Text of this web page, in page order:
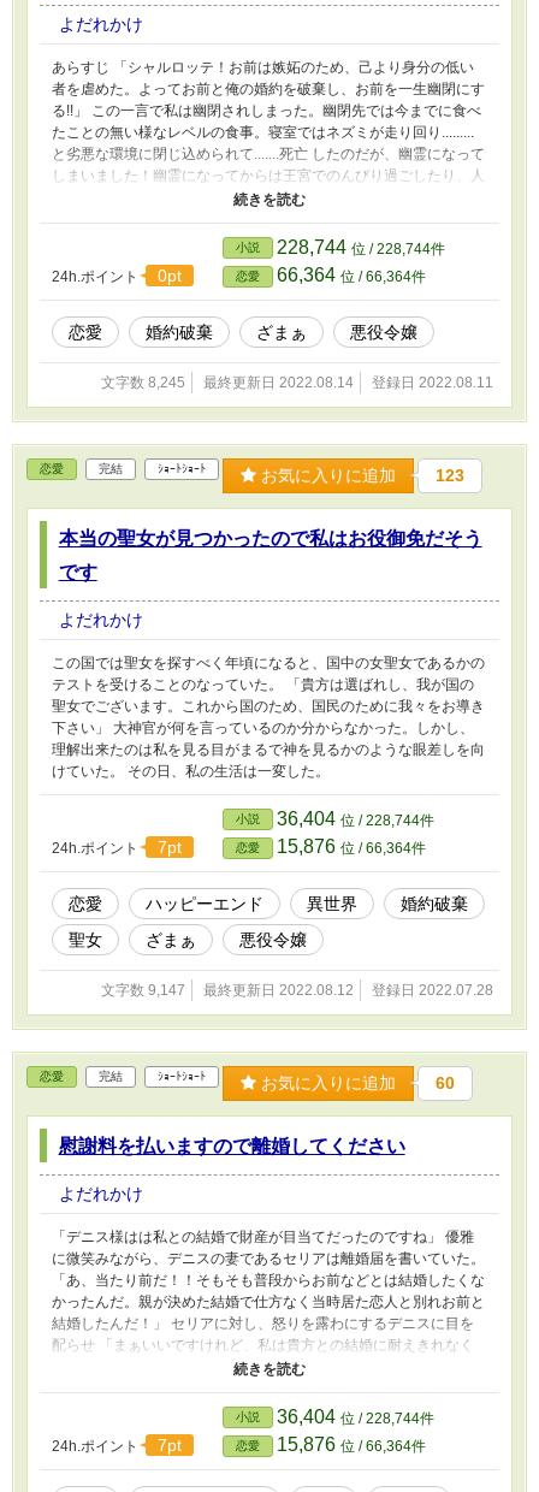
よだれかけ
あらすじ 「シャルロッテ！お前は嫉妬のため、己より身分の低い
者を虐めた。よってお前と俺の婚約を破棄し、お前を一生幽閉にす
る!!」 この一言で私は幽閉されしまった。幽閉先では今までに食べ
たことの無い様なレベルの食事。寝室ではネズミが走り回り.........
と劣悪な環境に閉じ込められて.......死亡 したのだが、幽霊になって
しまいました！幽霊になってからは王宮でのんびり過ごしたり、人
間観察をしたり........とまったりのんびり 幽霊最高！！！！！！あ
っ、でも話し相手が居ないので成仏したいかも...？
24h.ポイント 0pt
小説 228,744 位 / 228,744件
恋愛 66,364 位 / 66,364件
恋愛 婚約破棄 ざまぁ 悪役令嬢
文字数 8,245 最終更新日 2022.08.14 登録日 2022.08.11
恋愛 完結 ｼｮｰﾄｼｮｰﾄ お気に入りに追加 123
本当の聖女が見つかったので私はお役御免だそう
です
よだれかけ
この国では聖女を探すべく年頃になると、国中の女聖女であるかの
テストを受けることのなっていた。 「貴方は選ばれし、我が国の
聖女でございます。これから国のため、国民のために我々をお導き
下さい」 大神官が何を言っているのか分からなかった。しかし、
理解出来たのは私を見る目がまるで神を見るかのような眼差しを向
けていた。 その日、私の生活は一変した。
24h.ポイント 7pt
小説 36,404 位 / 228,744件
恋愛 15,876 位 / 66,364件
恋愛 ハッピーエンド 異世界
婚約破棄
聖女
ざまぁ 悪役令嬢
文字数 9,147 最終更新日 2022.08.12 登録日 2022.07.28
恋愛 完結 ｼｮｰﾄｼｮｰﾄ お気に入りに追加 60
慰謝料を払いますので離婚してください
よだれかけ
「デニス様はは私との結婚で財産が目当てだったのですね」 優雅
に微笑みながら、デニスの妻であるセリアは離婚届を書いていた。
「あ、当たり前だ！！そもそも普段からお前などとは結婚したくな
かったんだ。親が決めた結婚で仕方なく当時居た恋人と別れお前と
結婚したんだ！」 セリアに対し、怒りを露わにするデニスに目を
配らせ 「まぁいいですけれど、私は貴方との結婚に耐えきれなく
なり離婚を切り出したため私が慰謝料を払いますわ。離婚届にサイ
ンしてくださる？」 離婚届をセリアから奪い取るようにして受け
取ると 「早く貸せッ、今すぐ離婚届を提出しに行ってやる。慰謝
料は金と領地にしろ。広大な土地をな！」 なら差し上げますわ。
広大な土地をね
24h.ポイント 7pt
小説 36,404 位 / 228,744件
恋愛 15,876 位 / 66,364件